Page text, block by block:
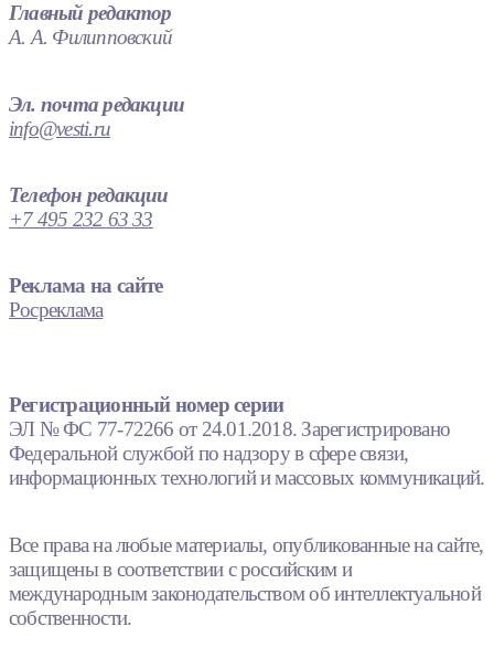
Главный редактор
А. А. Филипповский
Эл. почта редакции
info@vesti.ru
Телефон редакции
+7 495 232 63 33
Реклама на сайте
Росреклама
Регистрационный номер серии
ЭЛ № ФС 77-72266 от 24.01.2018. Зарегистрировано
Федеральной службой по надзору в сфере связи,
информационных технологий и массовых коммуникаций.
Все права на любые материалы, опубликованные на сайте,
защищены в соответствии с российским и
международным законодательством об интеллектуальной
собственности.